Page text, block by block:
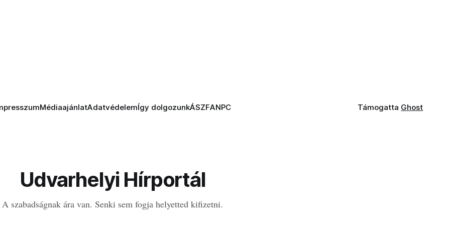
MédiaajánlatAdatvédelemÍgy dolgozunkÁSZFANPC Támogatta Ghost
Udvarhelyi Hírportál
A szabadságnak ára van. Senki sem fogja helyetted kifizetni.